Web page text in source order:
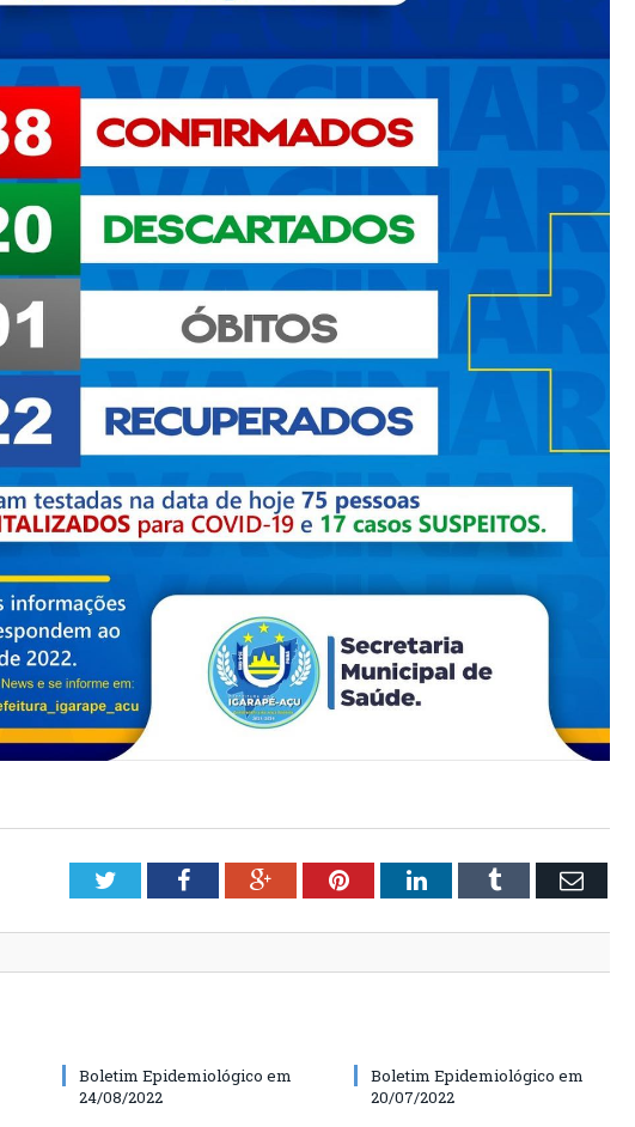
TwitterFacebookGoogle+PinterestLinkedInTumblr Email
Boletim Epidemiológico em
24/08/2022
Boletim Epidemiológico em
20/07/2022